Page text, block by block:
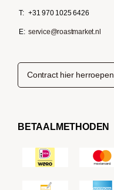
T: +31 970 1025 6426
E: service@roastmarket.nl
Contract hier herroepen
BETAALMETHODEN